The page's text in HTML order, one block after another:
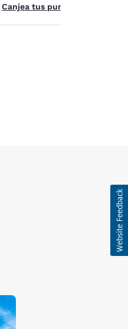
valor de tus puntos.
Canjea tus puntos